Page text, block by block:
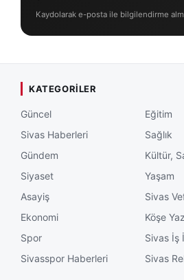
Kaydolarak e-posta ile bilgilendirme
KATEGORILER
Güncel
Sivas Haberleri
Gündem
Siyaset
Asayiş
Ekonomi
Spor
Sivasspor Haberleri
Eğitim
Sağlık
Kültür,
Yaşam
Sivas
Köşe
Sivas İş
Sivas